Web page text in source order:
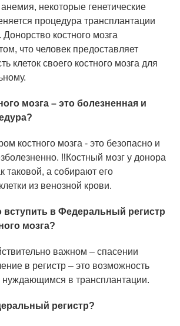
технологий
по физике высоких
техническая
«Исследования.
И УСЛУГИ
образование и
обучение)
продукции
некоторые генетические
процедура трансплантации
Донорство костного мозга
что человек предоставляет
клеток своего костного мозга для
мозга – это болезненная и
костного мозга - это безопасно и
‼Костный мозг у донора
таковой, а собирают его
из венозной крови.
вступить в Федеральный регистр
мозга?
важном – спасении
в регистр – это возможность
в трансплантации.
регистр?